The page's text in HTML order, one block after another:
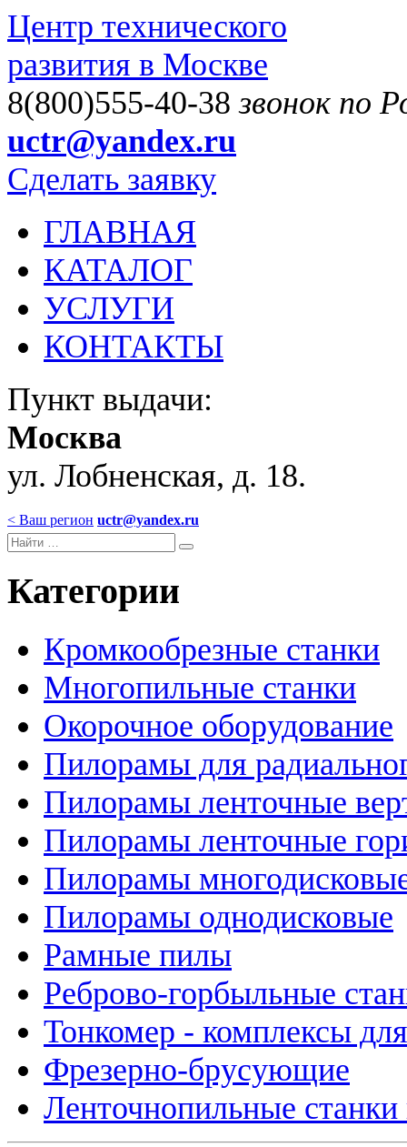
Центр технического
развития в Москве
8(800)555-40-38звонок по
uctr@yandex.ru
Сделать заявку
ГЛАВНАЯ
КАТАЛОГ
УСЛУГИ
КОНТАКТЫ
Пункт выдачи:
Москва
ул. Лобненская, д. 18.
< Ваш регион uctr@yandex.ru
Категории
Кромкообрезные станки
Многопильные станки
Окорочное оборудование
Пилорамы для
Пилорамы ленточные
Пилорамы ленточные
Пилорамы
Пилорамы однодисковые
Рамные пилы
Реброво-горбыльные
Тонкомер - комплексы
Фрезерно-брусующие
Ленточнопильные станки